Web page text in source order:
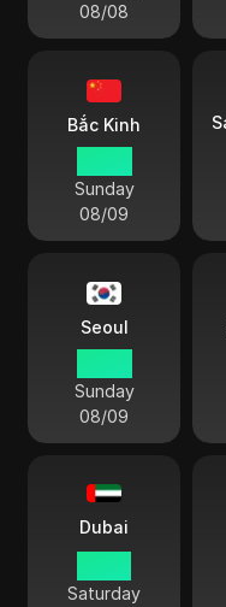
08/08
Bắc Kinh
Sunday
08/09
Seoul
Sunday
08/09
Dubai
Saturday